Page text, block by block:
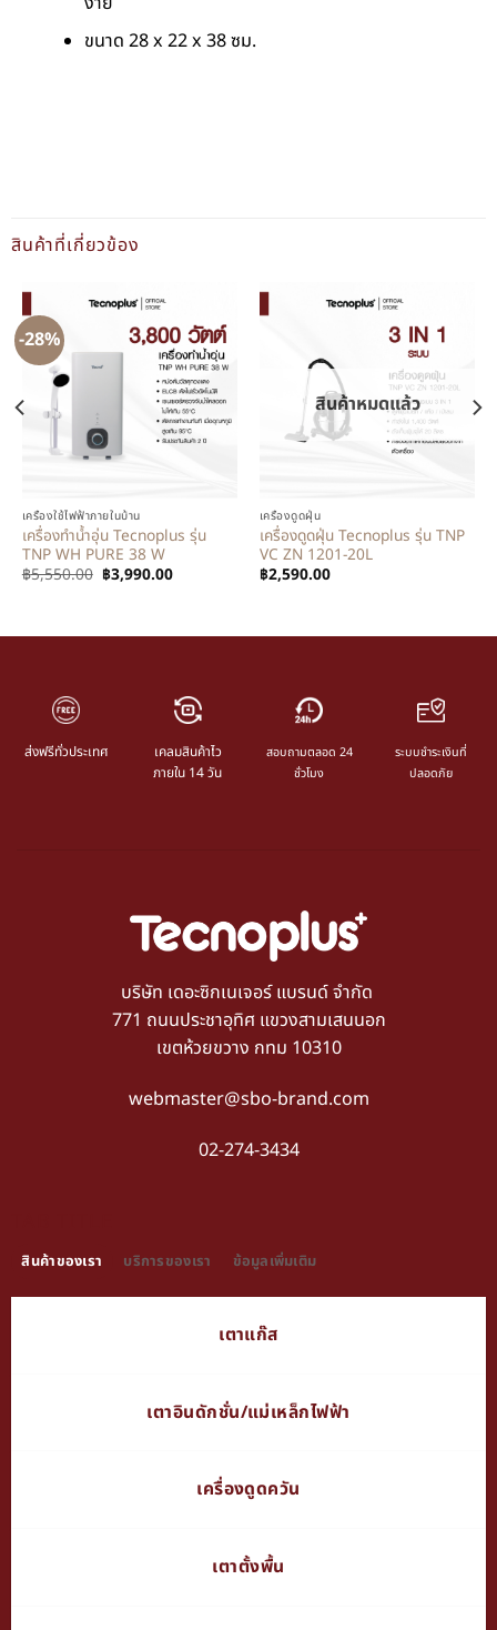
ขนาด 28 x 22 x 38 ซม.
สินค้าที่เกี่ยวข้อง
-28%
เครื่องใช้ไฟฟ้าภายในบ้าน
เครื่องทำน้ำอุ่น Tecnoplus รุ่น
TNP WH PURE 38 W
฿5,550.00 ฿3,990.00
สินค้าหมดแล้ว
เครื่องดูดฝุ่น
เครื่องดูดฝุ่น Tecnoplus รุ่น TNP
VC ZN 1201-20L
฿2,590.00
ส่งฟรีทั่วประเทศ
เคลมสินค้าไว
ภายใน 14 วัน
สอบถามตลอด 24
ชั่วโมง
ระบบชำระเงินที่
ปลอดภัย
บริษัท เดอะซิกเนเจอร์ แบรนด์ จำกัด
771 ถนนประชาอุทิศ แขวงสามเสนนอก
เขตห้วยขวาง กทม 10310
webmaster@sbo-brand.com
02-274-3434
สินค้าของเรา บริการของเรา ข้อมูลเพิ่มเติม
เตาแก๊ส
เตาอินดักชั่น/แม่เหล็กไฟฟ้า
เครื่องดูดควัน
เตาตั้งพื้น